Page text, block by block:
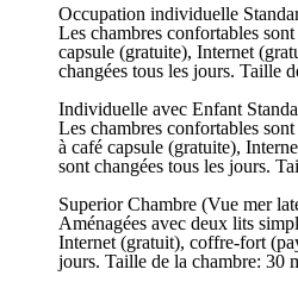
Occupation individuelle
Les chambres confortables
capsule (gratuite), Internet
changées tous les jours. Taille
Individuelle avec Enfant
Les chambres confortables
à café capsule (gratuite),
sont changées tous les jours.
Superior Chambre (Vue mer
Aménagées avec deux lits
Internet (gratuit), coffre-fort
jours. Taille de la chambre: 30